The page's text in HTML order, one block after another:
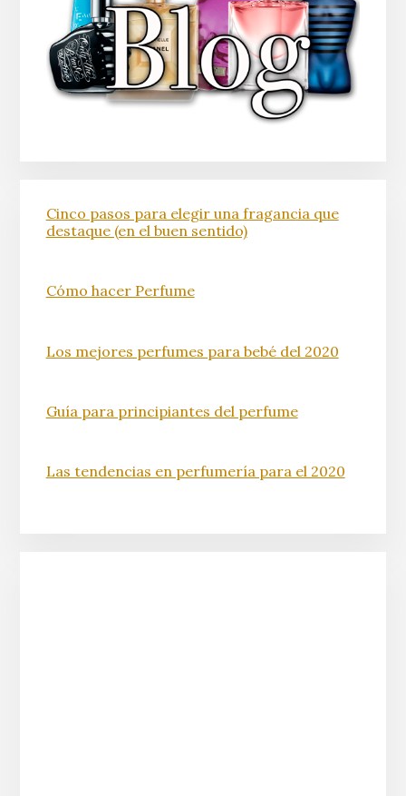
Cinco pasos para elegir una fragancia que
destaque (en el buen sentido)
Cómo hacer Perfume
Los mejores perfumes para bebé del 2020
Guía para principiantes del perfume
Las tendencias en perfumería para el 2020